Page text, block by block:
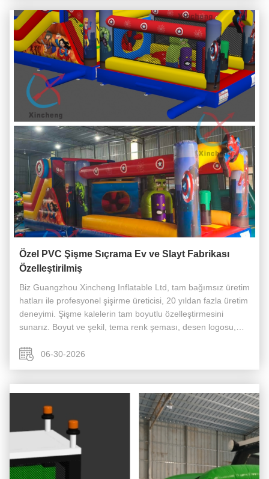
Özel PVC Şişme Sıçrama Ev ve Slayt Fabrikası
Özelleştirilmiş
Biz Guangzhou Xincheng Inflatable Ltd, tam bağımsız üretim
hatları ile profesyonel şişirme üreticisi, 20 yıldan fazla üretim
deneyimi. Şişme kalelerin tam boyutlu özelleştirmesini
sunarız. Boyut ve şekil, tema renk şeması, desen logosu,
...
06-30-2026